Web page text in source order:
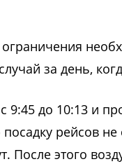
за день,
9:45 до 10:13 и
рейсов
После этого